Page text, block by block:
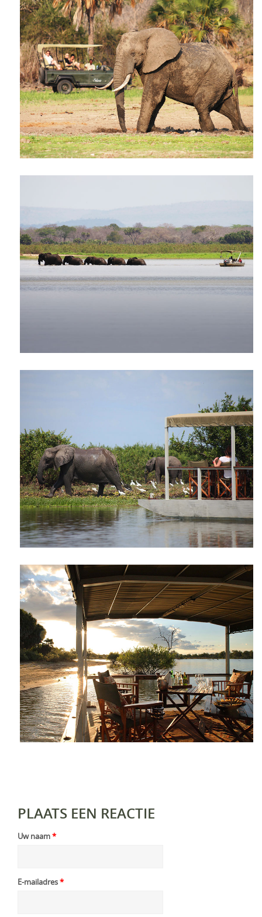
PLAATS EEN REACTIE
Uw naam*
E-mailadres*